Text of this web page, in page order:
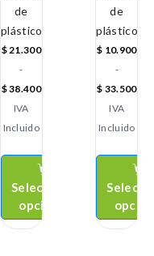
de
plástico
$21.300
-
$38.400
IVA
Incluido
Seleccionar
opciones
de
plástico
$ 10.900
-
$ 33.500
IVA
Incluido